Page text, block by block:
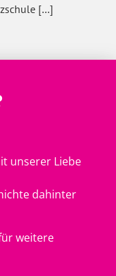
[…]
unserer Liebe
dahinter
weitere